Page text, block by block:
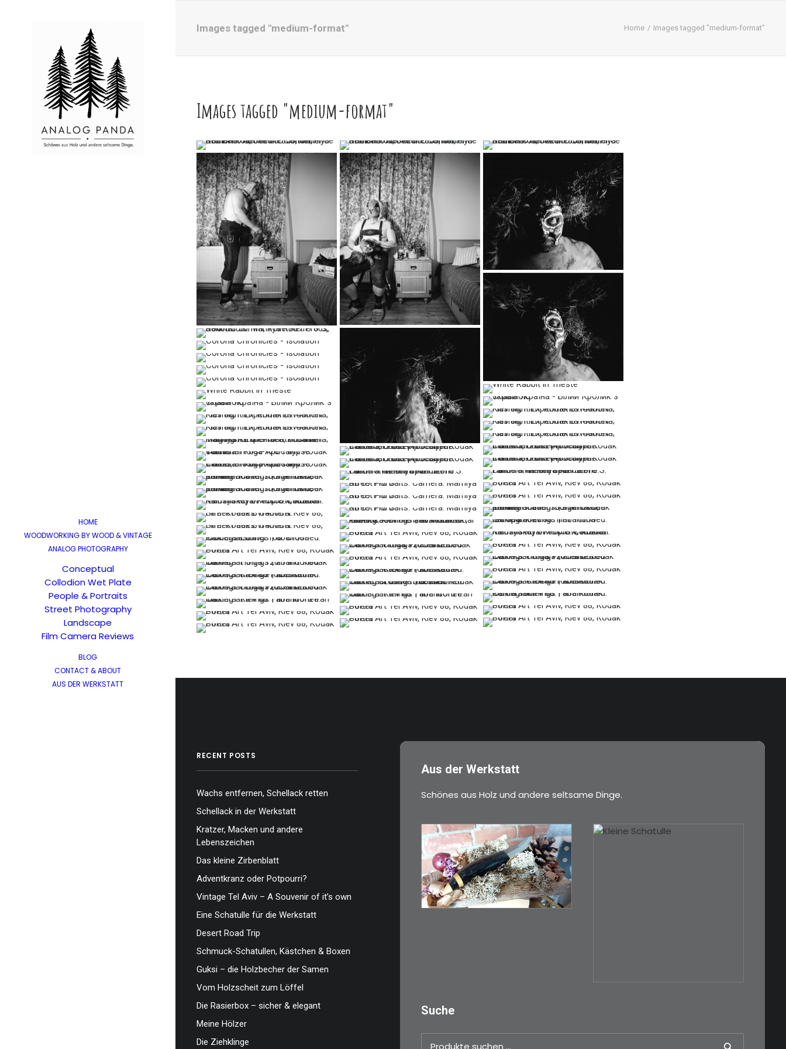
HOME
WOODWORKING BY WOOD & VINTAGE
ANALOG PHOTOGRAPHY
Conceptual
Collodion Wet Plate
People & Portraits
Street Photography
Landscape
Film Camera Reviews
BLOG
CONTACT & ABOUT
AUS DER WERKSTATT
Images tagged "medium-format" Home Images tagged "medium-format"
Images tagged "medium-format"
… …
…
…
…
…
…
…
…
…
…
…
…
…
…
…
…
…
…
…
…
…
…
…
…
…
…
…
…
…
…
…
…
…
…
…
…
…
…
…
…
…
…
…
…
…
…
…
…
…
…
…
…
RECENT POSTS
Wachs entfernen, Schellack retten
Schellack in der Werkstatt
Kratzer, Macken und andere
Lebenszeichen
Das kleine Zirbenblatt
Adventkranz oder Potpourri?
Vintage Tel Aviv – A Souvenir of it’s own
Eine Schatulle für die Werkstatt
Desert Road Trip
Schmuck-Schatullen, Kästchen & Boxen
Guksi – die Holzbecher der Samen
Vom Holzscheit zum Löffel
Die Rasierbox – sicher & elegant
Meine Hölzer
Die Ziehklinge
Aus der Werkstatt
Schönes aus Holz und andere seltsame Dinge.
€39,00
Kleines Schmuckmesser,
ideal als…
Suche